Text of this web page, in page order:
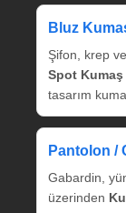
Bluz
Şifon, krep
Spot
tasarım
Pantolon /
Gabardin,
üzerinden